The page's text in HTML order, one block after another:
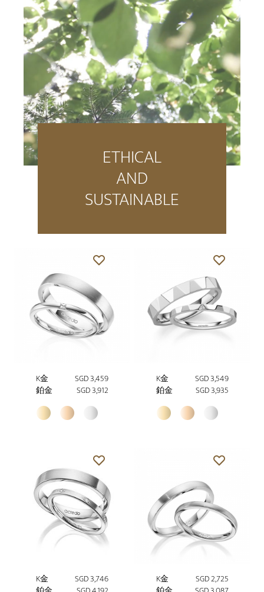
ETHICAL
AND
SUSTAINABLE
K金
SGD 3,459
鉑金
SGD 3,912
K金
SGD 3,549
鉑金
SGD 3,935
K金
SGD 3,746
K金
SGD 2,725